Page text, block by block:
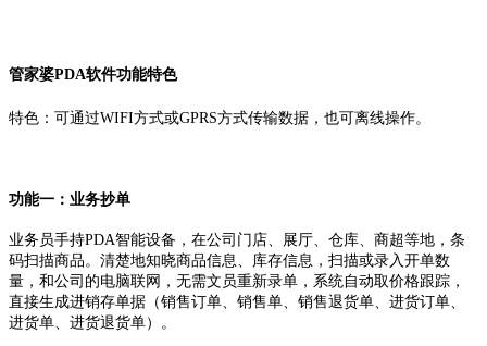
管家婆PDA软件功能特色
特色：可通过WIFI方式或GPRS方式传输数据，也可离线操作。
功能一：业务抄单
业务员手持PDA智能设备，在公司门店、展厅、仓库、商超等地，条
码扫描商品。清楚地知晓商品信息、库存信息，扫描或录入开单数
量，和公司的电脑联网，无需文员重新录单，系统自动取价格跟踪，
直接生成进销存单据（销售订单、销售单、销售退货单、进货订单、
进货单、进货退货单）。